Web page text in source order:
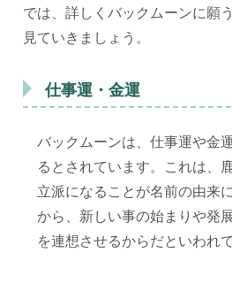
では、詳しくバックムーンに願
見ていきましょう。
仕事運・金運
バックムーンは、仕事運や金
るとされています。これは、
立派になることが名前の由来
から、新しい事の始まりや発
を連想させるからだといわれ